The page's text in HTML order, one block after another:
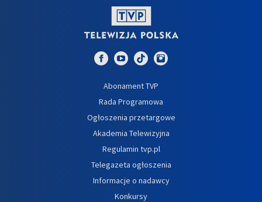
Abonament TVP
Rada Programowa
Ogłoszenia przetargowe
Akademia Telewizyjna
Regulamin tvp.pl
Telegazeta ogłoszenia
Informacje o nadawcy
Konkursy